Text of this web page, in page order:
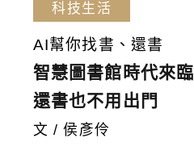
科技生活
AI幫你找書、還書
智慧圖書館時代來臨
還書也不用出門
文 / 侯彥伶